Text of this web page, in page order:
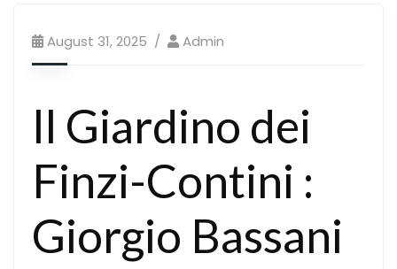
August 31, 2025 Admin
Il Giardino dei
Finzi-Contini :
Giorgio Bassani